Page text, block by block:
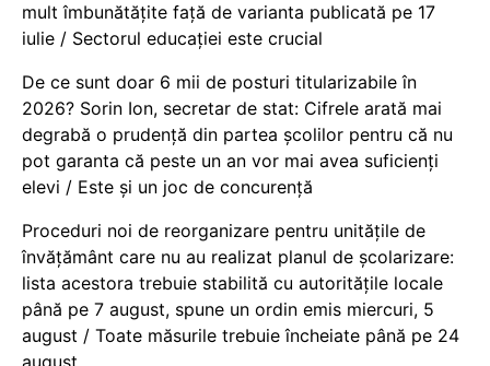
mult îmbunătățite față de varianta publicată pe 17
iulie / Sectorul educației este crucial
De ce sunt doar 6 mii de posturi titularizabile în
2026? Sorin Ion, secretar de stat: Cifrele arată mai
degrabă o prudență din partea școlilor pentru că nu
pot garanta că peste un an vor mai avea suficienți
elevi / Este și un joc de concurență
Proceduri noi de reorganizare pentru unitățile de
învățământ care nu au realizat planul de școlarizare:
lista acestora trebuie stabilită cu autoritățile locale
până pe 7 august, spune un ordin emis miercuri, 5
august / Toate măsurile trebuie încheiate până pe 24
august